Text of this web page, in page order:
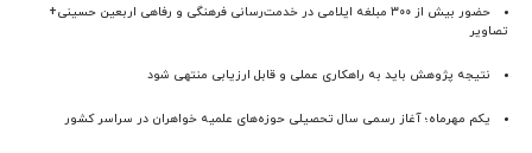
حضور بیش از ۳۰۰ مبلغه ایلامی در خدمت‌رسانی فرهنگی و رفاهی اربعین حسینی+
تصاویر
نتیجه پژوهش باید به راهکاری عملی و قابل ارزیابی منتهی شود
یکم مهرماه؛ آغاز رسمی سال تحصیلی حوزه‌های علمیه خواهران در سراسر کشور